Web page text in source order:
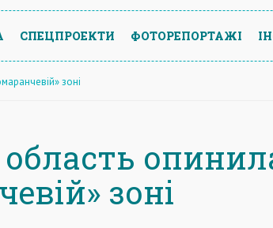
СПЕЦПРОЕКТИ ФОТОРЕПОРТАЖІ
зоні
зоні